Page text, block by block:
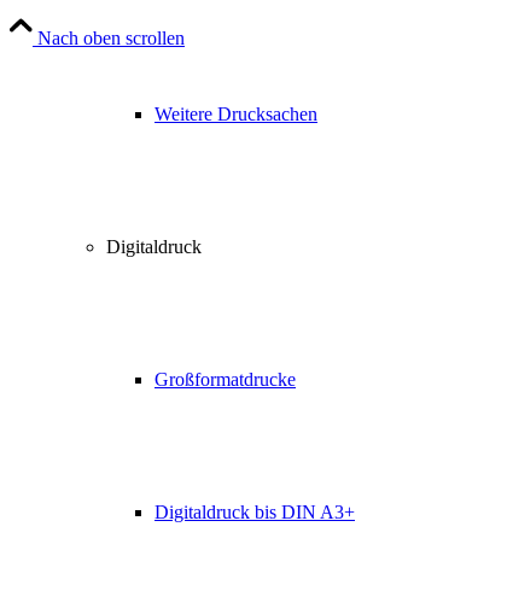
Weitere Drucksachen
Digitaldruck
Großformatdrucke
Digitaldruck bis DIN A3+
Nach oben scrollen